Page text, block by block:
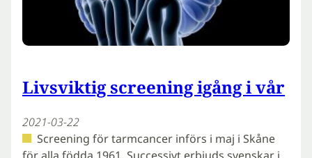
Livsviktig screening igång i vår
2021-03-22
Screening för tarmcancer införs i maj i Skåne